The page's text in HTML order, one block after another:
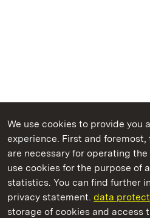
We use cookies to provide you
experience. First and
are necessary for operating
use cookies for the purpose of
statistics. You can find further
privacy statement. data
storage of cookies and access
State Palaces and Gardens